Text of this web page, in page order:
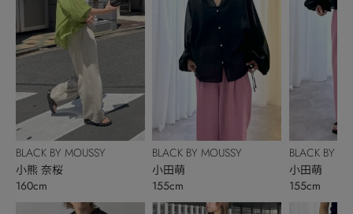
BLACK BY MOUSSY
小熊 奈桜
160cm
BLACK BY MOUSSY
小田萌
155cm
BLACK BY
小田萌
155cm